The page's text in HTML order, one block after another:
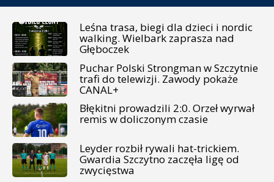
Leśna trasa, biegi dla dzieci i nordic
walking. Wielbark zaprasza nad
Głęboczek
Puchar Polski Strongman w Szczytnie
trafi do telewizji. Zawody pokaże
CANAL+
Błękitni prowadzili 2:0. Orzeł wyrwał
remis w doliczonym czasie
Leyder rozbił rywali hat-trickiem.
Gwardia Szczytno zaczęła ligę od
zwycięstwa